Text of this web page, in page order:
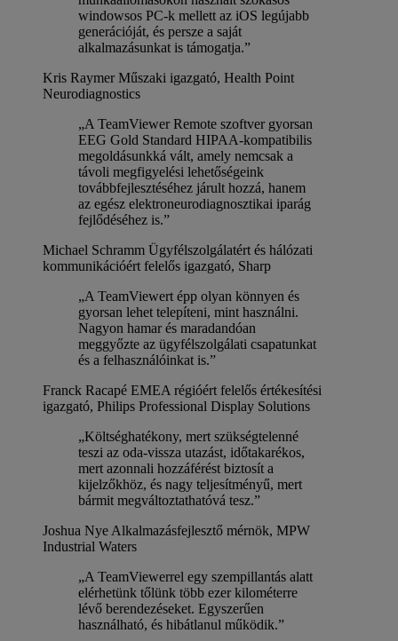
windowsos PC-k mellett az iOS legújabb
generációját, és persze a saját
alkalmazásunkat is támogatja.”
Kris Raymer Műszaki igazgató, Health Point
Neurodiagnostics
„A TeamViewer Remote szoftver gyorsan
EEG Gold Standard HIPAA-kompatibilis
megoldásunkká vált, amely nemcsak a
távoli megfigyelési lehetőségeink
továbbfejlesztéséhez járult hozzá, hanem
az egész elektroneurodiagnosztikai iparág
fejlődéséhez is.”
Michael Schramm Ügyfélszolgálatért és hálózati
kommunikációért felelős igazgató, Sharp
„A TeamViewert épp olyan könnyen és
gyorsan lehet telepíteni, mint használni.
Nagyon hamar és maradandóan
meggyőzte az ügyfélszolgálati csapatunkat
és a felhasználóinkat is.”
Franck Racapé EMEA régióért felelős értékesítési
igazgató, Philips Professional Display Solutions
„Költséghatékony, mert szükségtelenné
teszi az oda-vissza utazást, időtakarékos,
mert azonnali hozzáférést biztosít a
kijelzőkhöz, és nagy teljesítményű, mert
bármit megváltoztathatóvá tesz.”
Joshua Nye Alkalmazásfejlesztő mérnök, MPW
Industrial Waters
„A TeamViewerrel egy szempillantás alatt
elérhetünk tőlünk több ezer kilométerre
lévő berendezéseket. Egyszerűen
használható, és hibátlanul működik.”